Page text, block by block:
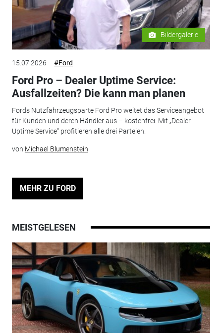
Bildergalerie
15.07.2026 #Ford
Ford Pro – Dealer Uptime Service:
Ausfallzeiten? Die kann man planen
Fords Nutzfahrzeugsparte Ford Pro weitet das Serviceangebot
für Kunden und deren Händler aus – kostenfrei. Mit „Dealer
Uptime Service“ profitieren alle drei Parteien.
von Michael Blumenstein
MEHR ZU FORD
MEISTGELESEN